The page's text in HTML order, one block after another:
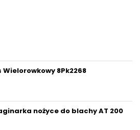
8Pk2268
nożyce do blachy AT 200